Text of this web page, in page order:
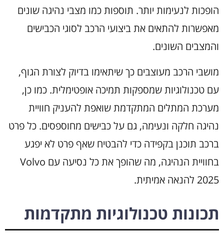
הופכות לנעימות יותר. תוספות כמו מצבי נהיגה שונים
מאפשרות להתאים את ביצועי הרכב לסוגי הכבישים
והמצבים השונים.
מושבי הרכב מעוצבים כך שיתאימו בדיוק לצורת הגוף,
עם טכנולוגיות שמספקות תמיכה אופטימלית. כמו כן,
מערכת המתלים המתקדמת שואפת להעניק חוויית
נהיגה חלקה ונעימה, גם על כבישים מחוספסים. כל פרט
ברכב תוכנן בקפידה כדי להבטיח שאף פרט לא יפגע
בחוויית הנהיגה, מה שהופך את כל נסיעה עם Volvo
2025 להנאה אמיתית.
תכונות טכנולוגיות מתקדמות